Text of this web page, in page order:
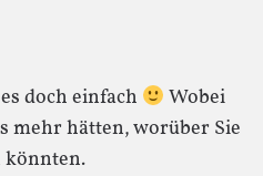
doch einfach
Wobei
mehr hätten, worüber Sie
könnten.